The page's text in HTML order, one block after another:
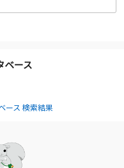
ベース
ース 検索結果